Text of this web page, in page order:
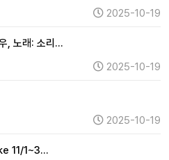
2025-10-19
, 노래: 소리…
2025-10-19
2025-10-19
11/1~3…